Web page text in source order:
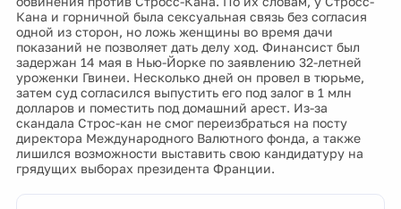
Кана и горничной была сексуальная связь без согласия
одной из сторон, но ложь женщины во время дачи
показаний не позволяет дать делу ход. Финансист был
задержан 14 мая в Нью-Йорке по заявлению 32-летней
уроженки Гвинеи. Несколько дней он провел в тюрьме,
затем суд согласился выпустить его под залог в 1 млн
долларов и поместить под домашний арест. Из-за
скандала Строс-кан не смог переизбраться на посту
директора Международного Валютного фонда, а также
лишился возможности выставить свою кандидатуру на
грядущих выборах президента Франции.